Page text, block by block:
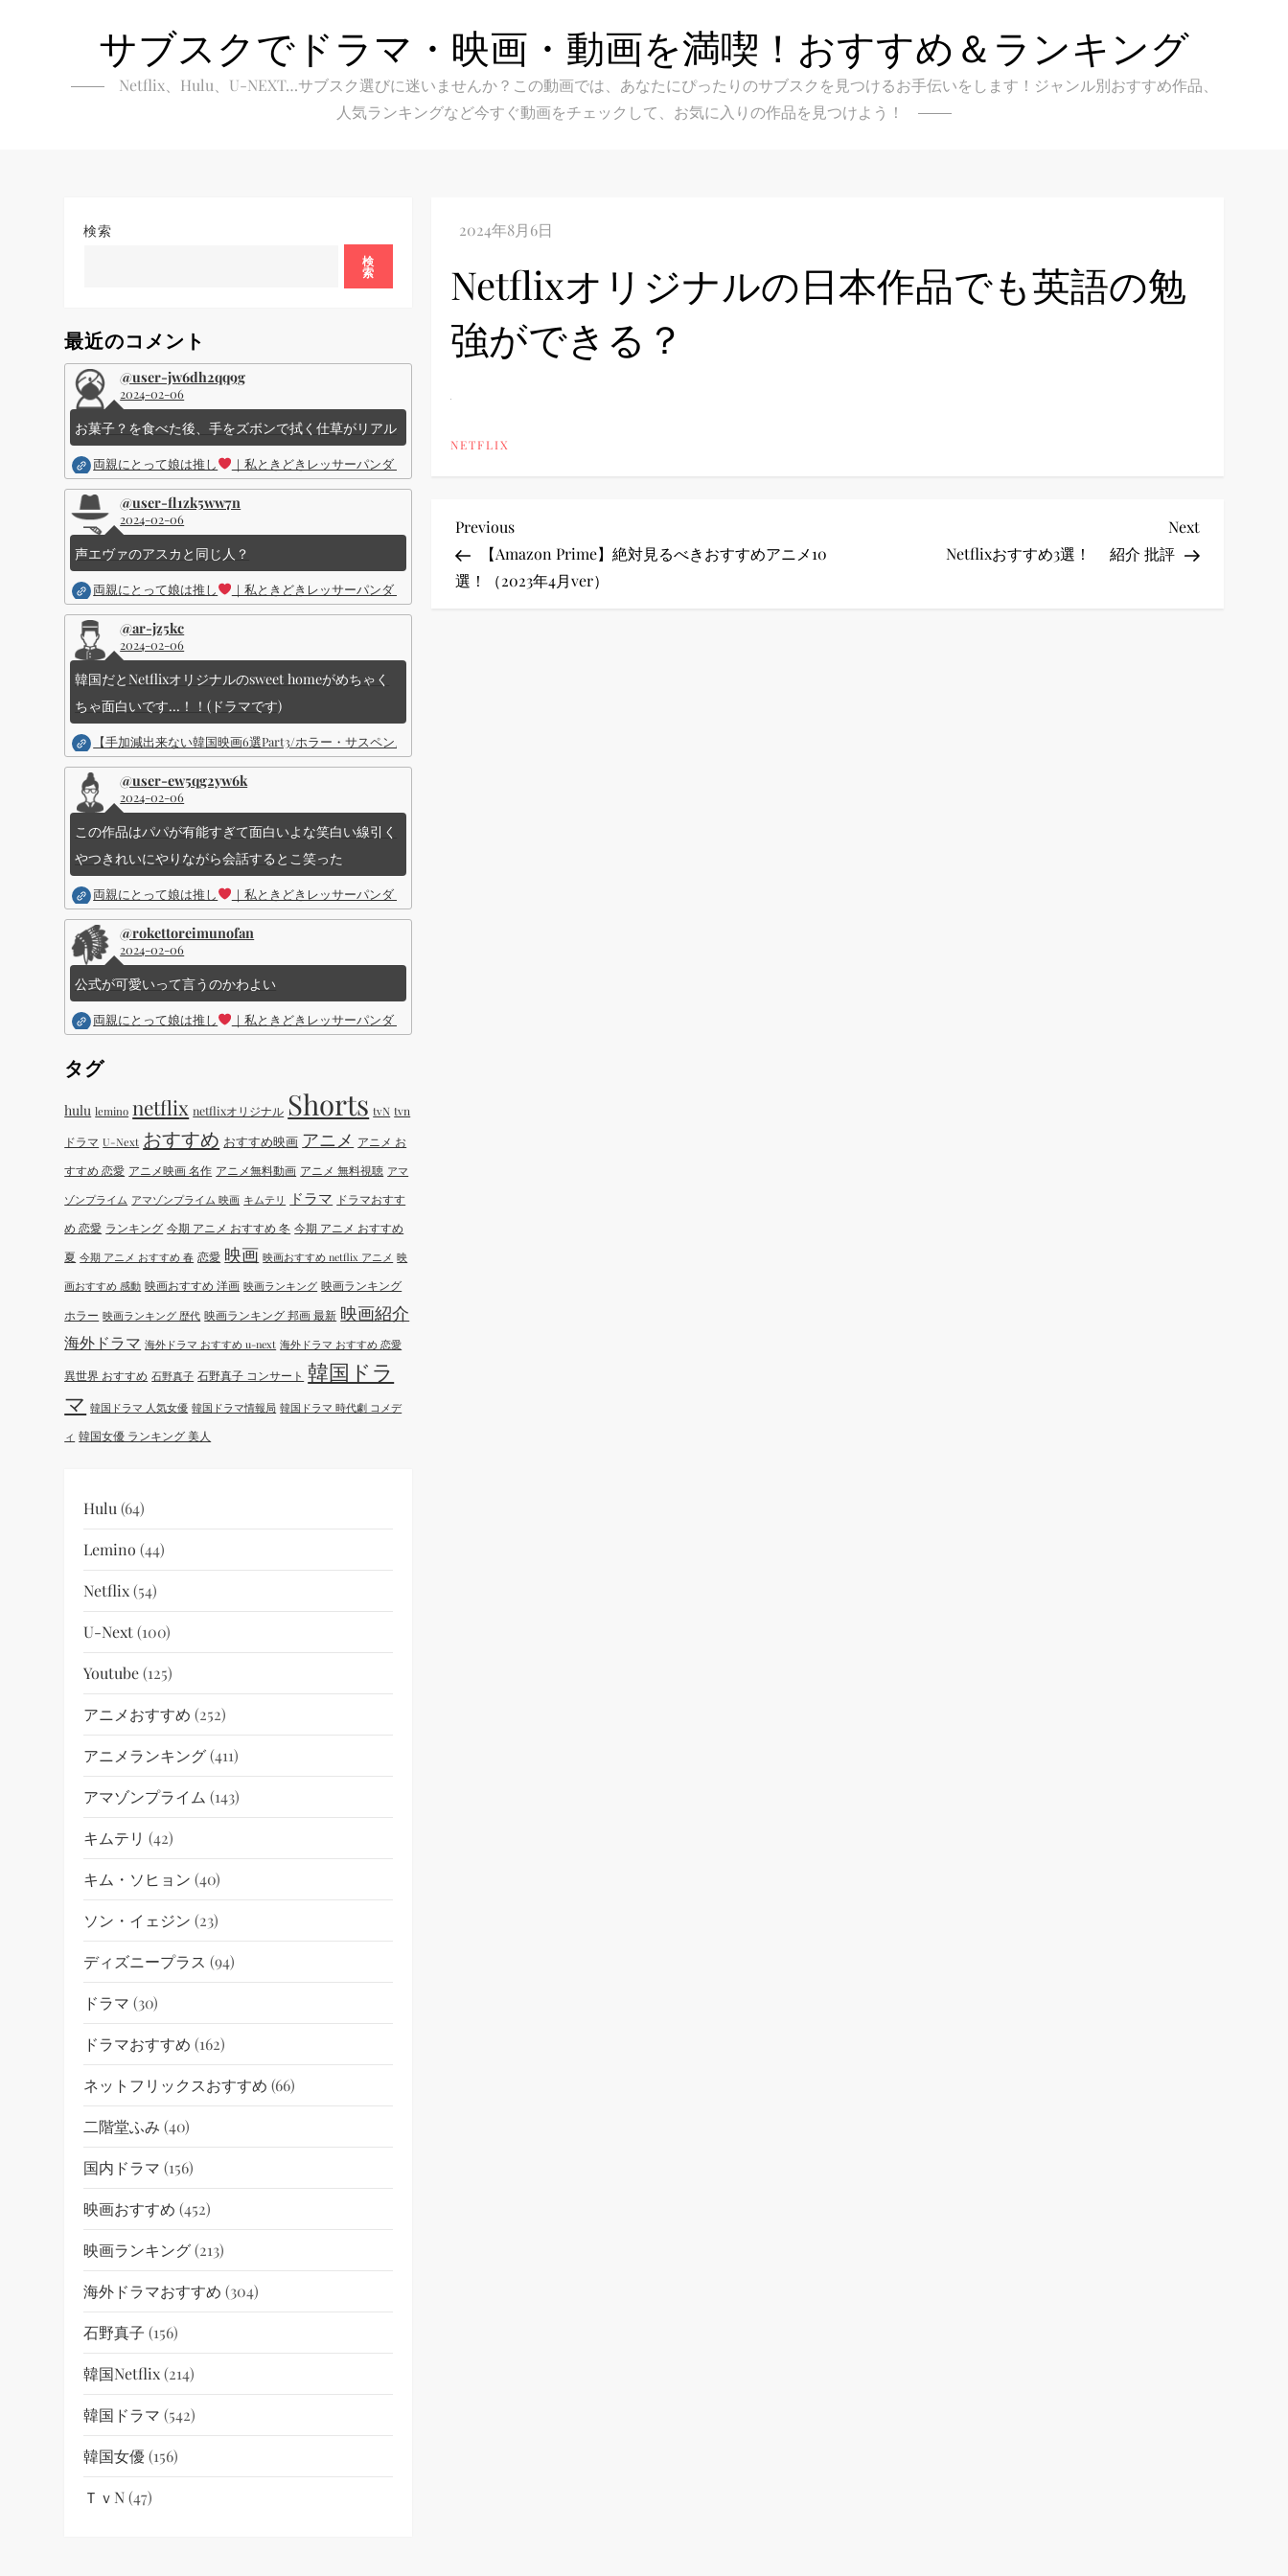
サブスクでドラマ・映画・動画を満喫！おすすめ＆ランキング
Netflix、Hulu、U-NEXT…サブスク選びに迷いませんか？この動画では、あなたにぴったりのサブスクを見つけるお手伝いをします！ジャンル別おすすめ作品、
人気ランキングなど今すぐ動画をチェックして、お気に入りの作品を見つけよう！
Netflixオリジナルの日本作品でも英語の勉
強ができる？
NETFLIX
投
稿
Previous
Post
Previous
【Amazon Prime】絶対見るべきおすすめアニメ10
選！（2023年4月ver）
Next
Post
Next
Netflixおすすめ3選！ 紹介 批評
検索
検
索
最近のコメント
@user-jw6dh2qq9g
2024-02-06
お菓子？を食べた後、手をズボンで拭く仕草がリアル
両親にとって娘は推し ｜私ときどきレッサーパンダ ｜Disney (ディズニープラス）
@user-fl1zk5ww7n
2024-02-06
声エヴァのアスカと同じ人？
両親にとって娘は推し ｜私ときどきレッサーパンダ ｜Disney (ディズニープラス）
@ar-jz5kc
2024-02-06
韓国だとNetflixオリジナルのsweet homeがめちゃく
ちゃ面白いです...！！(ドラマです)
【手加減出来ない韓国映画6選Part3/ホラー・サスペンス・ノワール】韓国至上の《最凶の悪》が登場する韓国映画。
@user-ew5qg2yw6k
2024-02-06
この作品はパパが有能すぎて面白いよな笑白い線引く
やつきれいにやりながら会話するとこ笑った
両親にとって娘は推し ｜私ときどきレッサーパンダ ｜Disney (ディズニープラス）
@rokettoreimunofan
2024-02-06
公式が可愛いって言うのかわよい
両親にとって娘は推し ｜私ときどきレッサーパンダ ｜Disney (ディズニープラス）
タグ
hulu lemino netflix netflixオリジナル Shorts tvN tvn
ドラマ U-Next おすすめ おすすめ映画 アニメ アニメ お
すすめ 恋愛 アニメ映画 名作 アニメ無料動画 アニメ 無料視聴 アマ
ゾンプライム アマゾンプライム 映画 キムテリ ドラマ ドラマおすす
め 恋愛 ランキング 今期 アニメ おすすめ 冬 今期 アニメ おすすめ
夏 今期 アニメ おすすめ 春 恋愛 映画 映画おすすめ netflix アニメ 映
画おすすめ 感動 映画おすすめ 洋画 映画ランキング 映画ランキング
ホラー 映画ランキング 歴代 映画ランキング 邦画 最新 映画紹介
海外ドラマ 海外ドラマ おすすめ u-next 海外ドラマ おすすめ 恋愛
異世界 おすすめ 石野真子 石野真子 コンサート 韓国ドラ
マ 韓国ドラマ 人気女優 韓国ドラマ情報局 韓国ドラマ 時代劇 コメデ
ィ 韓国女優 ランキング 美人
Hulu (64)
Lemino (44)
Netflix(54)
U-Next(100)
Youtube(125)
アニメおすすめ (252)
アニメランキング(411)
アマゾンプライム (143)
キムテリ (42)
キム・ソヒョン (40)
ソン・イェジン (23)
ディズニープラス (94)
ドラマ (30)
ドラマおすすめ (162)
ネットフリックスおすすめ (66)
二階堂ふみ (40)
国内ドラマ (156)
映画おすすめ (452)
映画ランキング(213)
海外ドラマおすすめ (304)
石野真子 (156)
韓国netflix(214)
韓国ドラマ (542)
韓国女優(156)
ＴｖN(47)